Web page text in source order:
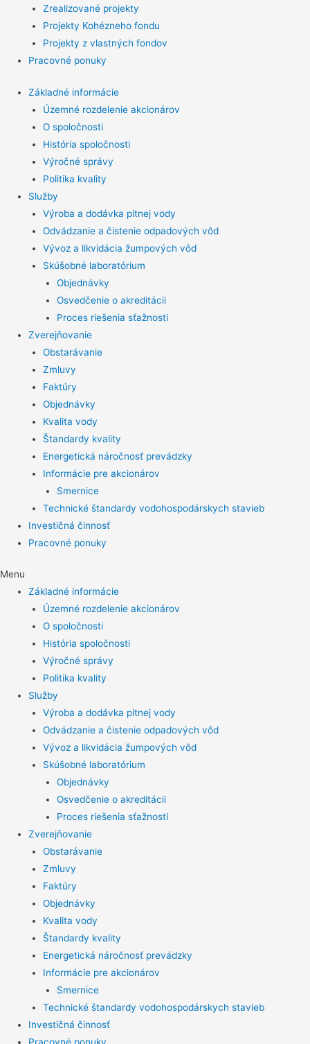
Zrealizované projekty
Projekty Kohézneho fondu
Projekty z vlastných fondov
Pracovné ponuky
Základné informácie
Územné rozdelenie akcionárov
O spoločnosti
História spoločnosti
Výročné správy
Politika kvality
Služby
Výroba a dodávka pitnej vody
Odvádzanie a čistenie odpadových vôd
Vývoz a likvidácia žumpových vôd
Skúšobné laboratórium
Objednávky
Osvedčenie o akreditácii
Proces riešenia sťažnosti
Zverejňovanie
Obstarávanie
Zmluvy
Faktúry
Objednávky
Kvalita vody
Štandardy kvality
Energetická náročnosť prevádzky
Informácie pre akcionárov
Smernice
Technické štandardy vodohospodárskych stavieb
Investičná činnosť
Pracovné ponuky
Menu
Základné informácie
Územné rozdelenie akcionárov
O spoločnosti
História spoločnosti
Výročné správy
Politika kvality
Služby
Výroba a dodávka pitnej vody
Odvádzanie a čistenie odpadových vôd
Vývoz a likvidácia žumpových vôd
Skúšobné laboratórium
Objednávky
Osvedčenie o akreditácii
Proces riešenia sťažnosti
Zverejňovanie
Obstarávanie
Zmluvy
Faktúry
Objednávky
Kvalita vody
Štandardy kvality
Energetická náročnosť prevádzky
Informácie pre akcionárov
Smernice
Technické štandardy vodohospodárskych stavieb
Investičná činnosť